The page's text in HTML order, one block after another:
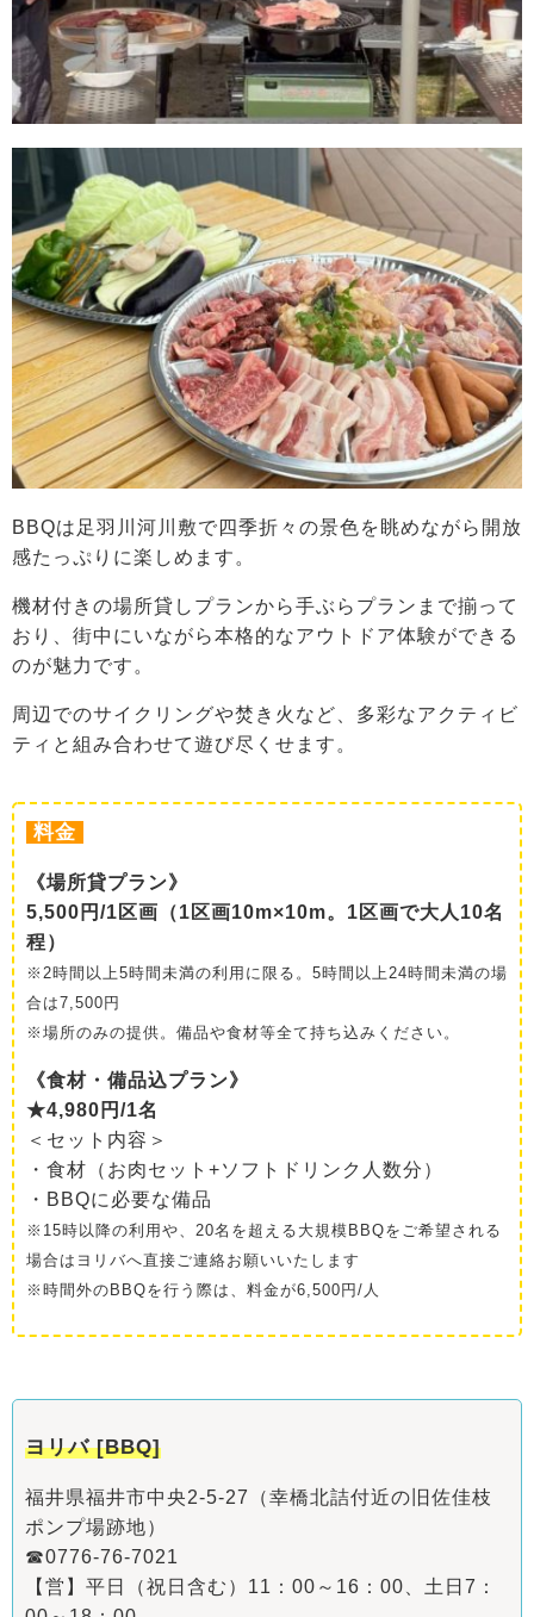
BBQは足羽川河川敷で四季折々の景色を眺めながら開放
感たっぷりに楽しめます。
機材付きの場所貸しプランから手ぶらプランまで揃って
おり、街中にいながら本格的なアウトドア体験ができる
のが魅力です。
周辺でのサイクリングや焚き火など、多彩なアクティビ
ティと組み合わせて遊び尽くせます。
料金
《場所貸プラン》
5,500円/1区画（1区画10m×10m。1区画で大人10名
程）
※2時間以上5時間未満の利用に限る。5時間以上24時間未満の場
合は7,500円
※場所のみの提供。備品や食材等全て持ち込みください。
《食材・備品込プラン》
★4,980円/1名
＜セット内容＞
・食材（お肉セット+ソフトドリンク人数分）
・BBQに必要な備品
※15時以降の利用や、20名を超える大規模BBQをご希望される
場合はヨリバへ直接ご連絡お願いいたします
※時間外のBBQを行う際は、料金が6,500円/人
ヨリバ [BBQ]
福井県福井市中央2-5-27（幸橋北詰付近の旧佐佳枝
ポンプ場跡地）
☎0776-76-7021
【営】平日（祝日含む）11：00～16：00、土日7：